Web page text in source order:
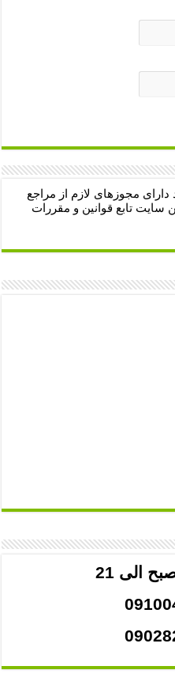
مجوزهای لازم از مراجع
سایت تابع قوانین و مقررات